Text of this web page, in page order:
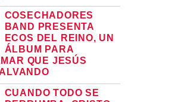
COSECHADORES
BAND PRESENTA
ECOS DEL REINO, UN
ÁLBUM PARA
QUE JESÚS
CUANDO TODO SE